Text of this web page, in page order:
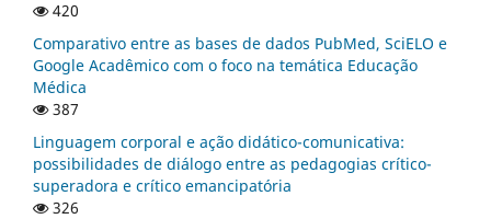
420
Comparativo entre as bases de dados PubMed, SciELO e
Google Acadêmico com o foco na temática Educação
Médica
387
Linguagem corporal e ação didático-comunicativa:
possibilidades de diálogo entre as pedagogias crítico-
superadora e crítico emancipatória
326